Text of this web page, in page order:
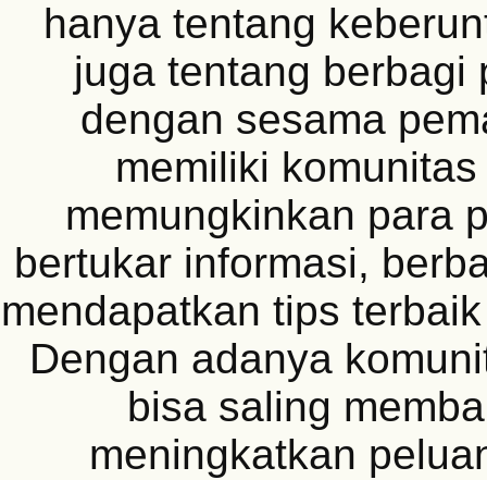
hanya tentang
juga tentang berbagi
dengan sesama
memiliki
memungkinkan para
bertukar informasi,
mendapatkan tips
Dengan adanya
bisa saling
meningkatkan